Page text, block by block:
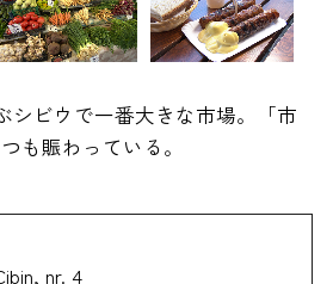
シビウで一番大きな市場。「市
も賑わっている。
nr. 4